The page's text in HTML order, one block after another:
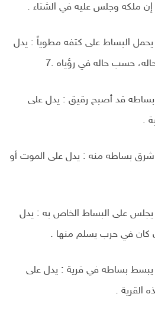
ملکه وجلس عليه في الشتاء .
يحمل البساط على كتفه مطوياً : يدل
حسب حاله في رؤياه .7
بساطه قد أصبح رقيق : يدل على
.
شرق بساطه منه : يدل على الموت أو
يجلس على البساط الخاص به : يدل
كان في حرب يسلم منها .
يبسط بساطه في قرية : يدل على
القرية .